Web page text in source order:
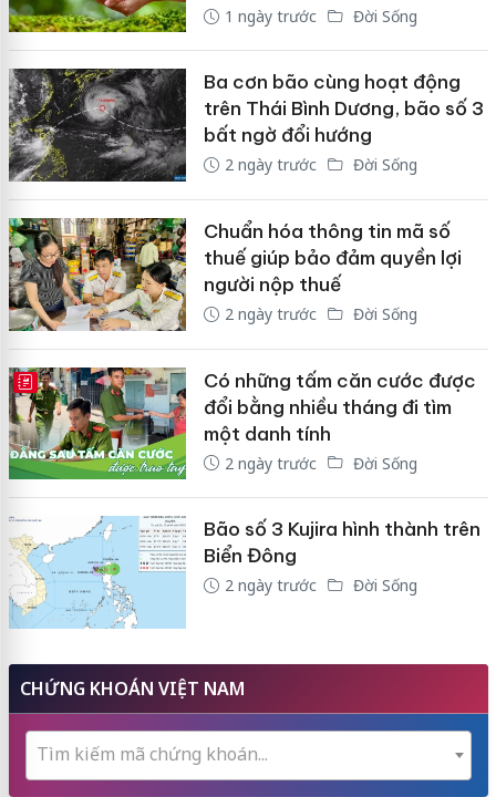
1 ngày trước Đời Sống
Ba cơn bão cùng hoạt động
trên Thái Bình Dương, bão số 3
bất ngờ đổi hướng
2 ngày trước Đời Sống
Chuẩn hóa thông tin mã số
thuế giúp bảo đảm quyền lợi
người nộp thuế
2 ngày trước Đời Sống
E-MAGAZINE
Có những tấm căn cước được
đổi bằng nhiều tháng đi tìm
một danh tính
2 ngày trước Đời Sống
Bão số 3 Kujira hình thành trên
Biển Đông
2 ngày trước Đời Sống
CHỨNG KHOÁN VIỆT NAM
Tìm kiếm mã chứng khoán...